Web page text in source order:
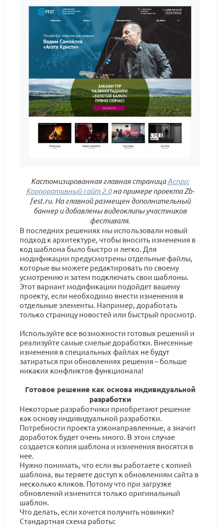
Кастомизированная главная страницаАспро:
Корпоративный сайт 2.0на примере проекта Zb-
fest.ru. На главной размещен дополнительный
баннер и добавлены видеоклипы участников
фестиваля.
В последних решениях мы использовали новый
подход к архитектуре, чтобы вносить изменения в
код шаблона было быстро и легко. Для
модификации предусмотрены отдельные файлы,
которые вы можете редактировать по своему
усмотрению и затем подключать свои шаблоны.
Этот вариант модификации подойдет вашему
проекту, если необходимо внести изменения в
отдельные элементы. Например, доработать
только страницу новостей или быстрый просмотр.
Используйте все возможности готовых решений и
реализуйте самые смелые доработки. Внесенные
изменения в специальных файлах не будут
затираться при обновлениях решения – больше
никаких конфликтов функционала!
Готовое решение как основа индивидуальной
разработки
Некоторые разработчики приобретают решение
как основу индивидуальной разработки.
Потребности проекта узконаправленные, а значит
доработок будет очень много. В этом случае
создается копия шаблона и изменения вносятся в
нее.
Нужно понимать, что если вы работаете с копией
шаблона, вы теряете доступ к обновлениям сайта в
несколько кликов. Потому что при загрузке
обновлений изменится только оригинальный
шаблон.
Что делать, если хочется получить новинки?
Стандартная схема работы: